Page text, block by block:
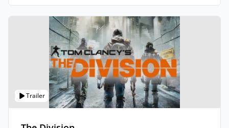
Trailer